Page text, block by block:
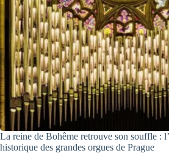
La reine de Bohême retrouve son souffle :
historique des grandes orgues de Prague